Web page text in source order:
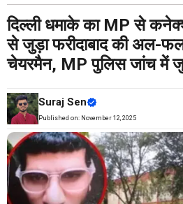
जुड़ा फरीदाबाद की अल-फलाह यूनिवर्सिटी का
दिल्ली धमाके का MP से
से जुड़ा फरीदाबाद की अल-
चेयरमैन, MP पुलिस जांच में
Suraj Sen
Published on: November 12, 2025